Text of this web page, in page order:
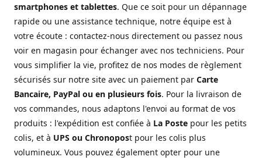
smartphones et tablettes. Que ce soit pour un dépannage
rapide ou une assistance technique, notre équipe est à
votre écoute : contactez-nous directement ou passez nous
voir en magasin pour échanger avec nos techniciens. Pour
vous simplifier la vie, profitez de nos modes de règlement
sécurisés sur notre site avec un paiement par Carte
Bancaire, PayPal ou en plusieurs fois. Pour la livraison de
vos commandes, nous adaptons l'envoi au format de vos
produits : l'expédition est confiée à La Poste pour les petits
colis, et à UPS ou Chronopost pour les colis plus
volumineux. Vous pouvez également opter pour une